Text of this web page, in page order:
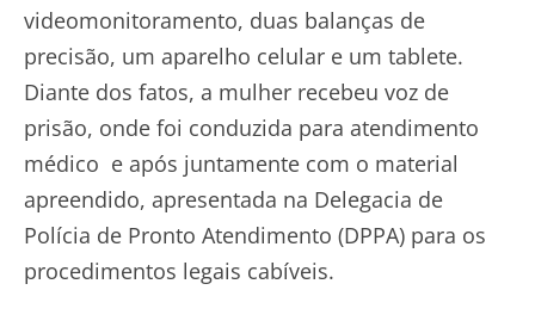
videomonitoramento, duas balanças de
precisão, um aparelho celular e um tablete.
Diante dos fatos, a mulher recebeu voz de
prisão, onde foi conduzida para atendimento
médico e após juntamente com o material
apreendido, apresentada na Delegacia de
Polícia de Pronto Atendimento (DPPA) para os
procedimentos legais cabíveis.